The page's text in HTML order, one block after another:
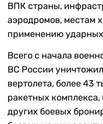
ВПК страны,
аэродромов, местам
применению
Всего с начала
ВС России
вертолета, более 43
ракетных комплекса,
других боевых